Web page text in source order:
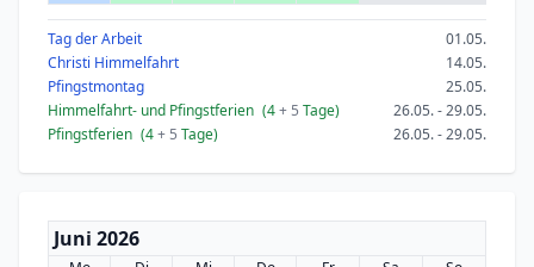
Tag der Arbeit
01.05.
Christi Himmelfahrt
14.05.
Pfingstmontag
25.05.
Himmelfahrt- und Pfingstferien (4+ 5 Tage)
26.05. - 29.05.
Pfingstferien (4+ 5 Tage) 26.05. - 29.05.
Juni 2026